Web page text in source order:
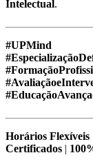
Intelectual .
#UPMind
Horários Flexíveis
Certificados |